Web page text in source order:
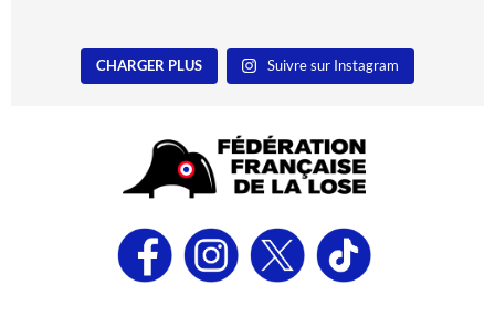
CHARGER PLUS Suivre sur Instagram